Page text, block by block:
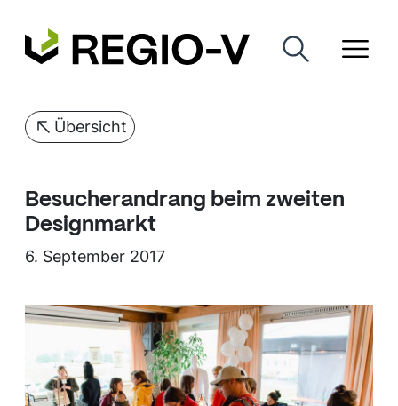
Übersicht
Besucherandrang beim zweiten
Designmarkt
6. September 2017